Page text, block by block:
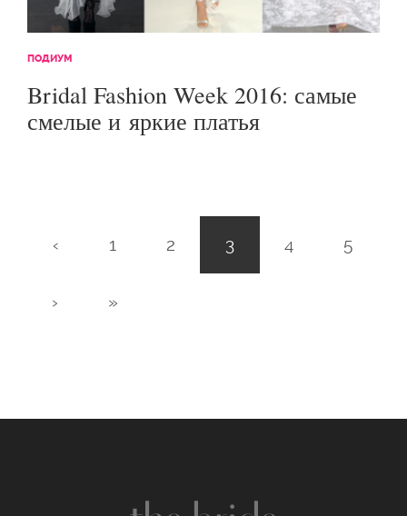
ПОДИУМ
Bridal Fashion Week 2016: самые
смелые и яркие платья
‹ 1 2 3 (текущая)
4 5
› »